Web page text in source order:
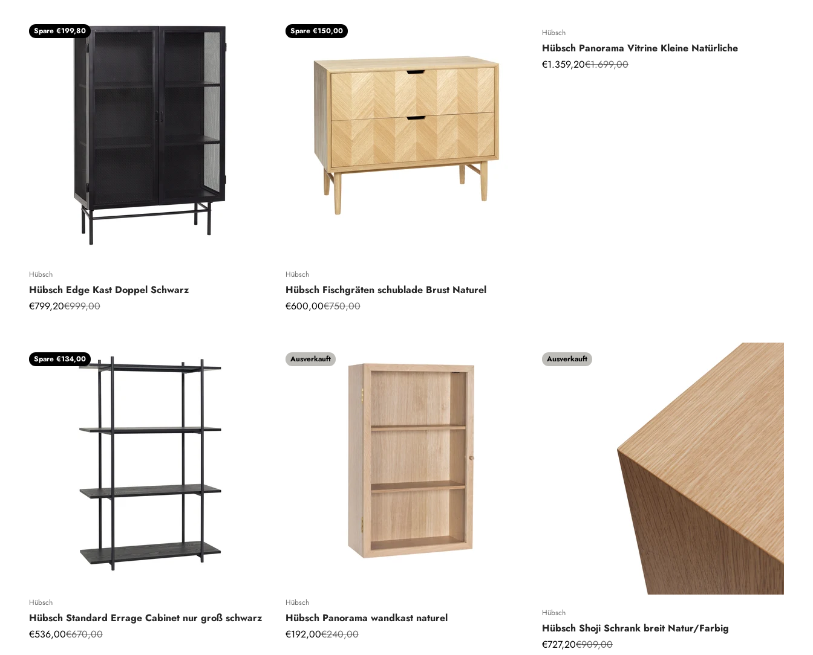
Spare €199,80
Hübsch
Hübsch Edge Kast Doppel Schwarz
Angebot
€799,20Regulärer Preis
€999,00
Spare €150,00
Hübsch
Hübsch Fischgräten schublade Brust Naturel
Angebot
€600,00Regulärer Preis
€750,00
Hübsch
Hübsch Panorama Vitrine Kleine Natürliche
Angebot
€1.359,20Regulärer Preis
€1.699,00
Spare €134,00
Hübsch
Hübsch Standard Errage Cabinet nur groß schwarz
Angebot
€536,00Regulärer Preis
€670,00
Ausverkauft
Hübsch
Hübsch Panorama wandkast naturel
Angebot
€192,00Regulärer Preis
€240,00
Ausverkauft
Hübsch
Hübsch Shoji Schrank breit Natur/Farbig
Angebot
€727,20Regulärer Preis
€909,00